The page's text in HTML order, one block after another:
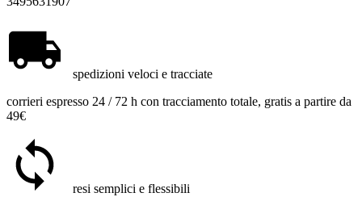
spedizioni veloci e tracciate
corrieri espresso 24 / 72 h con tracciamento totale, gratis a partire da
49€
resi semplici e flessibili